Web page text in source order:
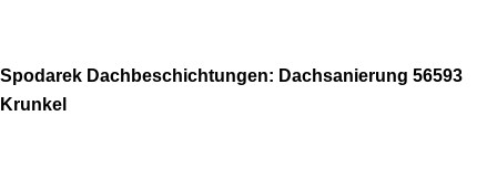
Spodarek Dachbeschichtungen: Dachsanierung 56593
Krunkel